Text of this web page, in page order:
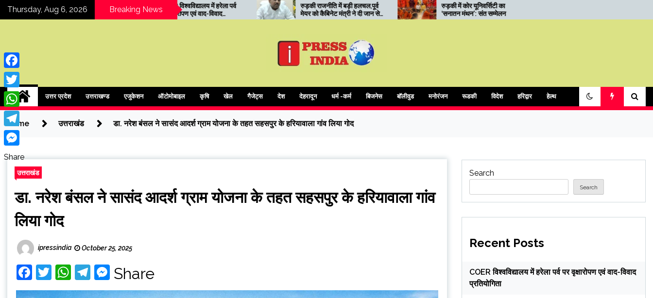
SkipThursday, Aug 6, 2026 Breaking News
में युवाओं
ने बताया
COER विश्वविद्यालय में हरेला पर्व
पर वृक्षारोपण एवं वाद-विवाद
प्रतियोगिता
रुड़की राजनीति में बड़ी हलचल,पूर्व
मेयर को कैबिनेट मंत्री ने दी जान से
मारने की धमकी
रुड़की में कोर यूनिवर्सिटी का
‘सनातन मंथन’: संत सम्मेलन में
आध्यात्मिक शिक्षा और संस्कारों पर
ipressindia
उत्तर प्रदेश उत्तराखण्ड एजुकेशन ऑटोमोबाइल कृषि खेल गैजेट्स देश देहरादून धर्म -कर्म बिजनेस बॉलीवुड मनोरंजन रूडकी विदेश हरिद्वार हेल्थ
Home उत्तराखंड डा. नरेश बंसल ने सासंद आदर्श ग्राम योजना के तहत सहसपुर के हरियावाला गांव लिया गोद
उत्तराखंड
डा. नरेश बंसल ने सासंद आदर्श ग्राम योजना के तहत सहसपुर के हरियावाला गांव
लिया गोद
ipressindia October 25, 2025
Facebook
Twitter
WhatsApp
Telegram
Messenger
Share
Search
Search
Recent Posts
COER विश्वविद्यालय में हरेला पर्व पर वृक्षारोपण एवं वाद-विवाद
प्रतियोगिता
Facebook
Twitter
WhatsApp
Telegram
Messenger
Share